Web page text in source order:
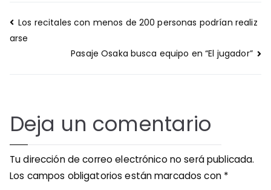
Navegación
de
Los recitales con menos de 200 personas podrían realiz
arse
Pasaje Osaka busca equipo en “El jugador”
Deja un comentario
Tu dirección de correo electrónico no será publicada.
Los campos obligatorios están marcados con *